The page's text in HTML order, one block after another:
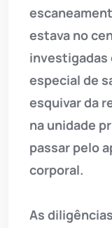
estava no
investigadas
especial de
esquivar da
na unidade
passar pelo
corporal.
As